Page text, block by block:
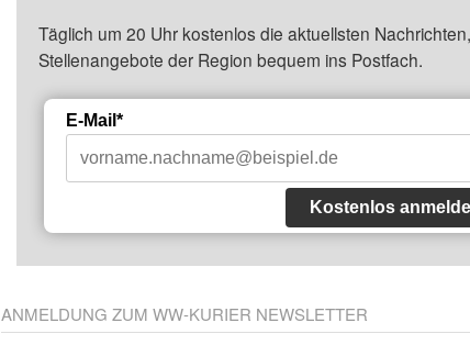
Täglich um 20 Uhr kostenlos die aktuellsten
Stellenangebote der Region bequem ins Postfach.
E-Mail*
Kostenlos
ANMELDUNG ZUM WW-KURIER NEWSLETTER